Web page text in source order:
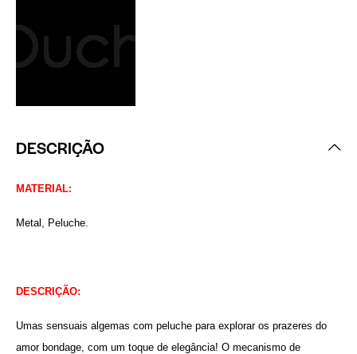
DESCRIÇÃO
MATERIAL:
Metal, Peluche.
DESCRIÇÃO:
Umas sensuais algemas com peluche para explorar os prazeres do
amor bondage, com um toque de elegância! O mecanismo de